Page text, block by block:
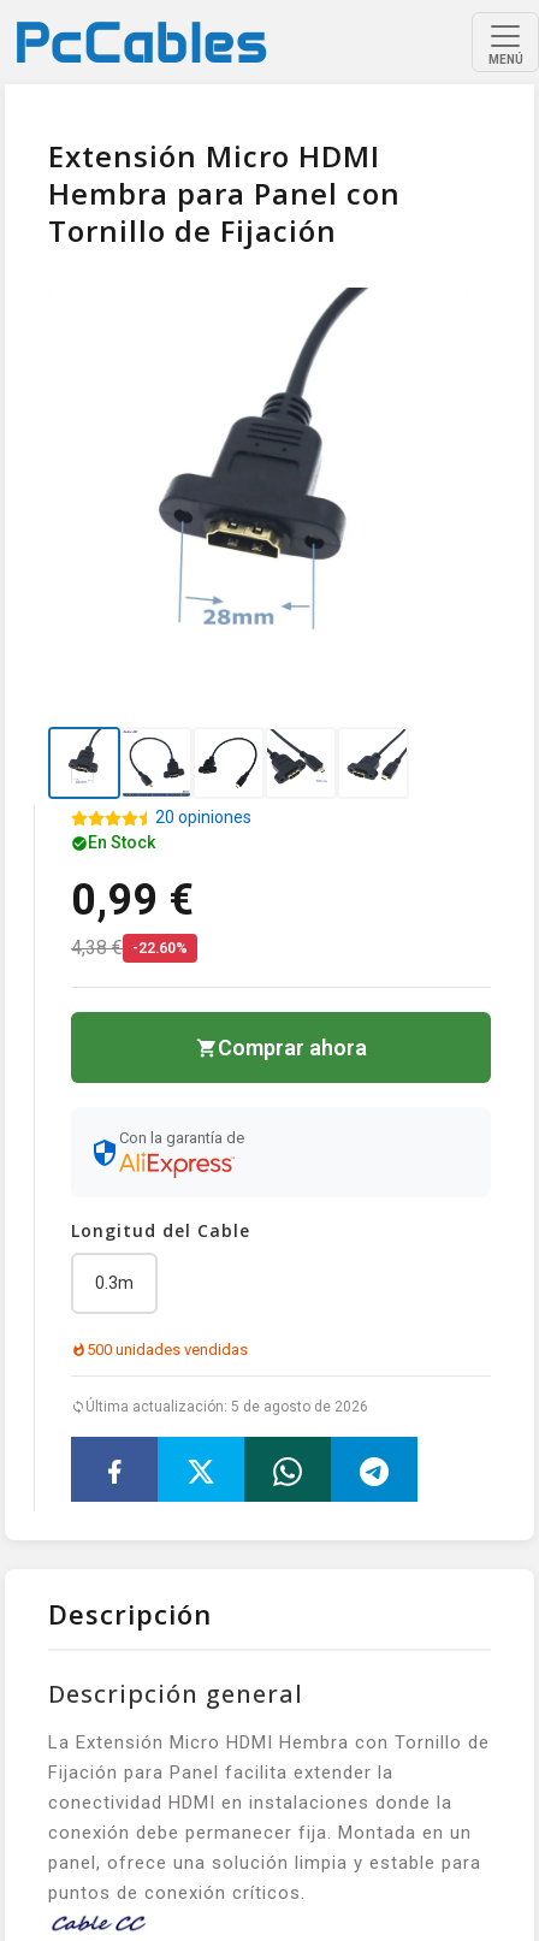
MENÚ
Extensión Micro HDMI
Hembra para Panel con
Tornillo de Fijación
20 opiniones
En Stock
0,99 €
4,38 € -22.60%
Comprar ahora
Con la garantía de
Longitud del Cable
0.3m
500 unidades vendidas
Última actualización: 5 de agosto de 2026
Descripción
Descripción general
La Extensión Micro HDMI Hembra con Tornillo de
Fijación para Panel facilita extender la
conectividad HDMI en instalaciones donde la
conexión debe permanecer fija. Montada en un
panel, ofrece una solución limpia y estable para
puntos de conexión críticos.